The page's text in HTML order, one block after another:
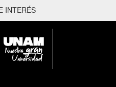
INTERÉS